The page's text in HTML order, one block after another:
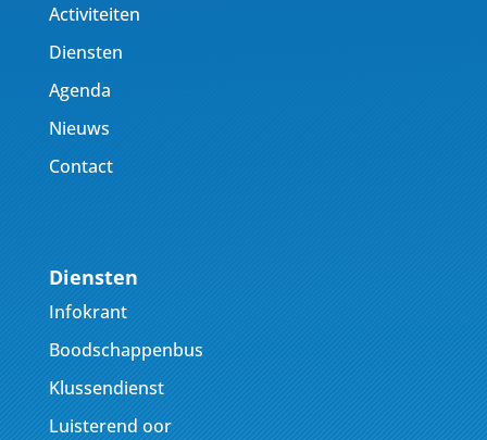
Activiteiten
Diensten
Agenda
Nieuws
Contact
Diensten
Infokrant
Boodschappenbus
Klussendienst
Luisterend oor